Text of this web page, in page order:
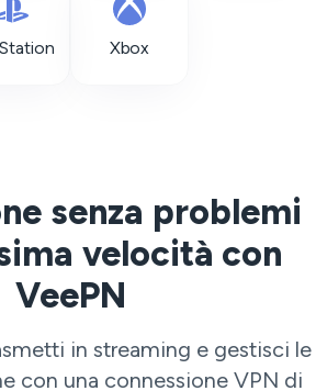
Xbox
senza problemi
velocità con
VeePN
in streaming e gestisci le
con una connessione VPN di